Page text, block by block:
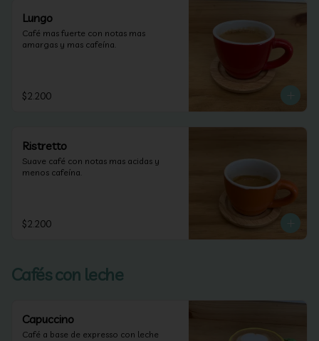
Lungo
Café mas fuerte con notas mas
amargas y mas cafeína.
$2.200
Ristretto
Suave café con notas mas acidas y
menos cafeína.
$2.200
Cafés con leche
Capuccino
Café a base de expresso con leche